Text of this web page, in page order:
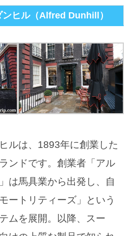
ヒル（Alfred Dunhill）
ルは、1893年に創業した
ンドです。創業者「アル
は馬具業から出発し、自
ートリティーズ」という
ムを展開。以降、スー